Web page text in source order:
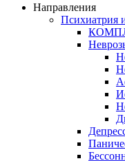
Направления
Психиатрия